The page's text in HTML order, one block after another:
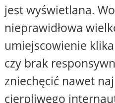
jest wyświetlana.
nieprawidłowa
umiejscowienie
czy brak
zniechęcić nawet
cierpliwego